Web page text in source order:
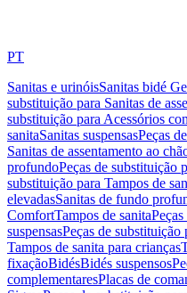
PT
Sanitas e urinóisSanitas bidé
substituição para Sanitas de
substituição para Acessórios
sanitaSanitas suspensasPeças
Sanitas de assentamento ao
profundoPeças de substituição
substituição para Tampos de
elevadasSanitas de fundo
ComfortTampos de sanita
suspensasPeças de substituição
Tampos de sanita para crianças
fixaçãoBidésBidés suspensos
complementaresPlacas de